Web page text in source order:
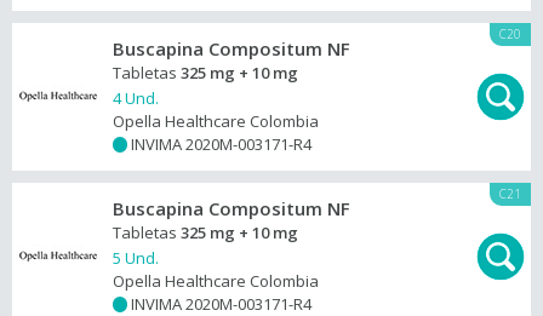
C20
Buscapina Compositum NF
Tabletas 325 mg + 10 mg
4 Und.
Opella Healthcare Colombia
INVIMA 2020M-003171-R4
C21
Buscapina Compositum NF
Tabletas 325 mg + 10 mg
5 Und.
Opella Healthcare Colombia
INVIMA 2020M-003171-R4